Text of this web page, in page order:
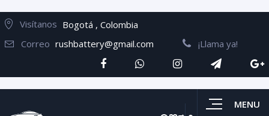
Visítanos Bogotá , Colombia
Correo rushbattery@gmail.com ¡Llama ya!
MENU